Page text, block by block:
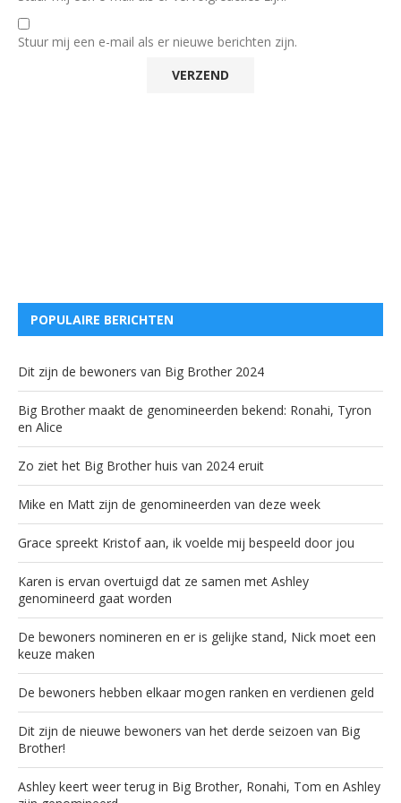
Stuur mij een e-mail als er nieuwe berichten zijn.
POPULAIRE BERICHTEN
Dit zijn de bewoners van Big Brother 2024
Big Brother maakt de genomineerden bekend: Ronahi, Tyron
en Alice
Zo ziet het Big Brother huis van 2024 eruit
Mike en Matt zijn de genomineerden van deze week
Grace spreekt Kristof aan, ik voelde mij bespeeld door jou
Karen is ervan overtuigd dat ze samen met Ashley
genomineerd gaat worden
De bewoners nomineren en er is gelijke stand, Nick moet een
keuze maken
De bewoners hebben elkaar mogen ranken en verdienen geld
Dit zijn de nieuwe bewoners van het derde seizoen van Big
Brother!
Ashley keert weer terug in Big Brother, Ronahi, Tom en Ashley